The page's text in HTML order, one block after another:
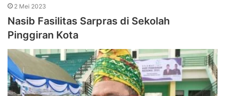
2 Mei 2023
Nasib Fasilitas Sarpras di Sekolah
Pinggiran Kota